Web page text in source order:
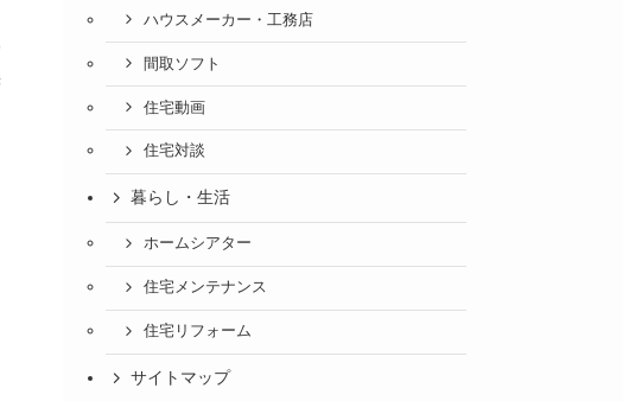
ハウスメーカー・工務店
間取ソフト
住宅動画
住宅対談
暮らし・生活
ホームシアター
住宅メンテナンス
住宅リフォーム
サイトマップ